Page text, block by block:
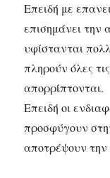
Επειδή με
επισημάνει την
υφίστανται
πληρούν όλες
απορρίπτονται.
Επειδή οι
προσφύγουν
αποτρέψουν την